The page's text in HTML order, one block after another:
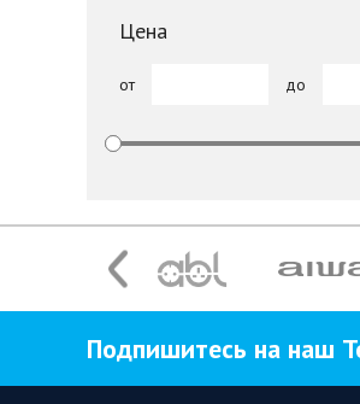
Цена
от до
Подпишитесь на наш